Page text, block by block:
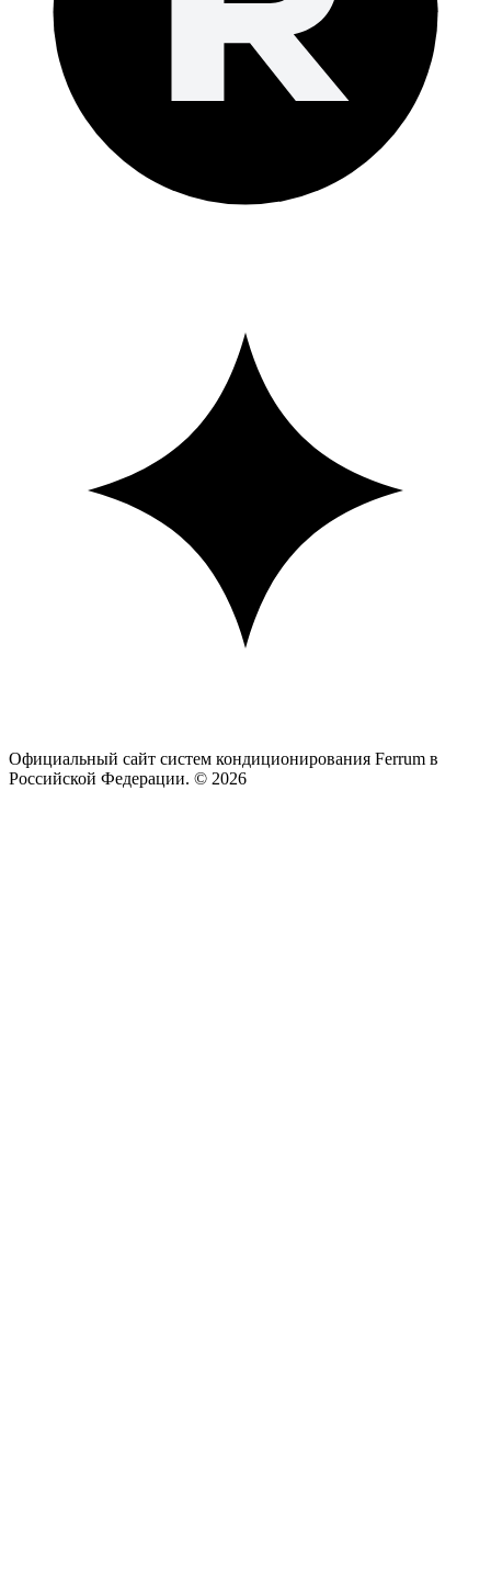
Официальный сайт систем кондиционирования Ferrum в
Российской Федерации. © 2026